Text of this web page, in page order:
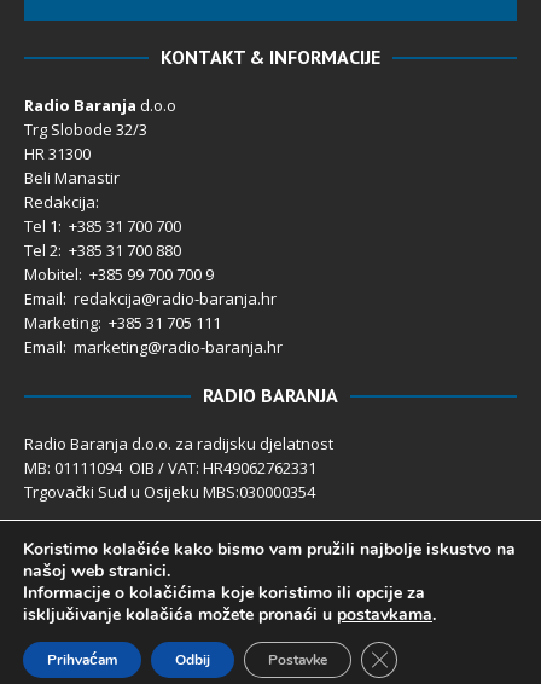
KONTAKT & INFORMACIJE
Radio Baranja d.o.o
Trg Slobode 32/3
HR 31300
Beli Manastir
Redakcija:
Tel 1: +385 31 700 700
Tel 2: +385 31 700 880
Mobitel: +385 99 700 700 9
Email: redakcija@radio-baranja.hr
Marketing: +385 31 705 111
Email: marketing@radio-baranja.hr
RADIO BARANJA
Radio Baranja d.o.o. za radijsku djelatnost
MB: 01111094 OIB / VAT: HR49062762331
Trgovački Sud u Osijeku MBS:030000354
Temeljni kapital 2.600,00 € uplaćen u cijelosti
Poslovni račun PBZ: 2340009-1100121402
IBAN: HR4123400091100121402
Uprava društva: Ivanka Rusan
Radio Baranja 1992- 2025 ©
Koristimo kolačiće kako bismo vam pružili najbolje iskustvo na
našoj web stranici.
Informacije o kolačićima koje koristimo ili opcije za
isključivanje kolačića možete pronaći u postavkama.
Prihvaćam Odbij Postavke Close GDPR Cookie